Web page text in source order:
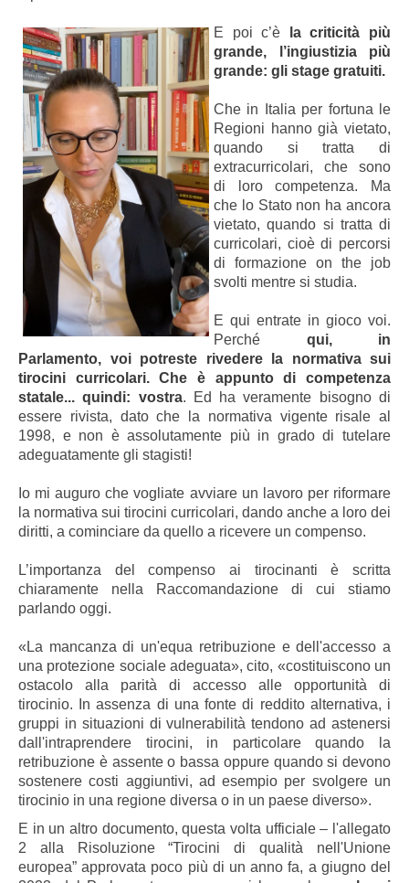
E poi c’è
la criticità più
grande, l’ingiustizia più
grande: gli stage gratuiti.
Che in Italia per fortuna le
Regioni hanno già vietato,
quando si tratta di
extracurricolari, che sono
di loro competenza. Ma
che lo Stato non ha ancora
vietato, quando si tratta di
curricolari, cioè di percorsi
di formazione on the job
svolti mentre si studia.
E qui entrate in gioco voi.
Perché qui, in
Parlamento, voi potreste rivedere la normativa sui
tirocini curricolari. Che è appunto di competenza
statale... quindi: vostra. Ed ha veramente bisogno di
essere rivista, dato che la normativa vigente risale al
1998, e non è assolutamente più in grado di tutelare
adeguatamente gli stagisti!
Io mi auguro che vogliate avviare un lavoro per riformare
la normativa sui tirocini curricolari, dando anche a loro dei
diritti, a cominciare da quello a ricevere un compenso.
L’importanza del compenso ai tirocinanti è scritta
chiaramente nella Raccomandazione di cui stiamo
parlando oggi.
«La mancanza di un'equa retribuzione e dell'accesso a
una protezione sociale adeguata», cito, «costituiscono un
ostacolo alla parità di accesso alle opportunità di
tirocinio. In assenza di una fonte di reddito alternativa, i
gruppi in situazioni di vulnerabilità tendono ad astenersi
dall'intraprendere tirocini, in particolare quando la
retribuzione è assente o bassa oppure quando si devono
sostenere costi aggiuntivi, ad esempio per svolgere un
tirocinio in una regione diversa o in un paese diverso».
E in un altro documento, questa volta ufficiale – l'allegato
2 alla Risoluzione “Tirocini di qualità nell'Unione
europea” approvata poco più di un anno fa, a giugno del